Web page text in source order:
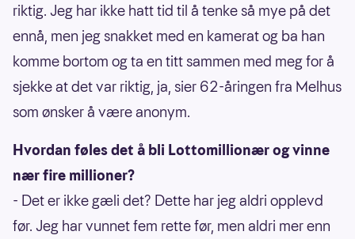
riktig. Jeg har ikke hatt tid til å tenke så mye på det
ennå, men jeg snakket med en kamerat og ba han
komme bortom og ta en titt sammen med meg for å
sjekke at det var riktig, ja, sier 62-åringen fra Melhus
som ønsker å være anonym.
Hvordan føles det å bli Lottomillionær og vinne
nær fire millioner?
- Det er ikke gæli det? Dette har jeg aldri opplevd
før. Jeg har vunnet fem rette før, men aldri mer enn